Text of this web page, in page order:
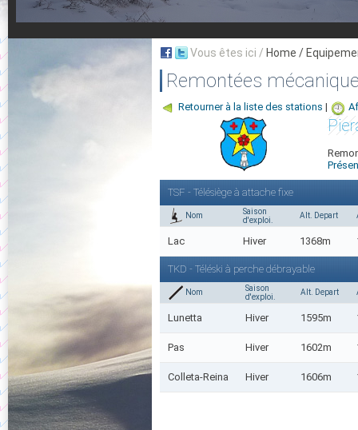
Vous êtes ici / Home /
Remontées
Retourner à la liste des stations |
TSF - Télésiège à attache fixe
Nom
Saison
d'exploi.
Alt. Depart
Lac Hiver 1368m
TKD - Téléski à perche débrayable
Nom
Saison
d'exploi.
Alt. Depart
Lunetta Hiver 1595m
Pas Hiver 1602m
Colleta-Reina Hiver 1606m